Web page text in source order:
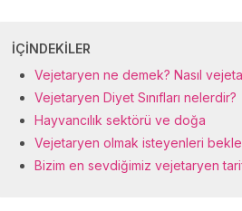
İÇINDEKILER
Vejetaryen ne demek? Nasıl
Vejetaryen Diyet Sınıfları nelerdir?
Hayvancılık sektörü ve doğa
Vejetaryen olmak isteyenleri
Bizim en sevdiğimiz vejetaryen